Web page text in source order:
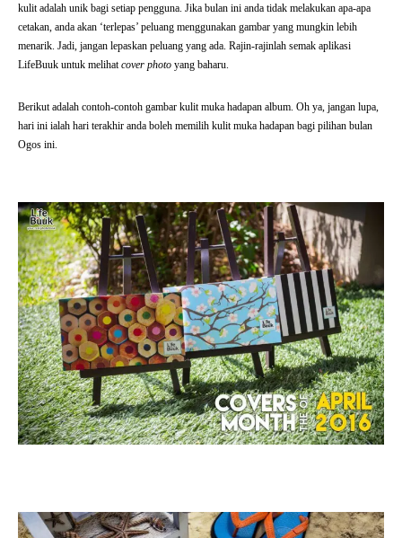
kulit adalah unik bagi setiap pengguna. Jika bulan ini anda tidak melakukan apa-apa
cetakan, anda akan ‘terlepas’ peluang menggunakan gambar yang mungkin lebih
menarik. Jadi, jangan lepaskan peluang yang ada. Rajin-rajinlah semak aplikasi
LifeBuuk untuk melihatcover photo yang baharu.
Berikut adalah contoh-contoh gambar kulit muka hadapan album. Oh ya, jangan lupa,
hari ini ialah hari terakhir anda boleh memilih kulit muka hadapan bagi pilihan bulan
Ogos ini.